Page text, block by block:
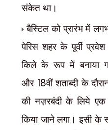
संकेत था।
बैस्टिल को प्रारंभ में
पेरिस शहर के पूर्वी प्रवेश
किले के रूप में बनाया
और 18वीं शताब्दी के
की नज़रबंदी के लिये
किया जाने लगा। इसी के